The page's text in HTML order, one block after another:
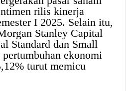
rilis kinerja
I 2025. Selain itu,
Stanley Capital
Standard dan Small
ekonomi
turut memicu